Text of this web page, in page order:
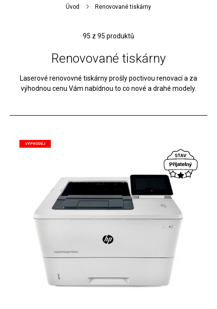
Úvod Renovované tiskárny
95 z 95 produktů
Renovované tiskárny
Laserové renovovné tiskárny prošly poctivou renovací a za
výhodnou cenu Vám nabídnou to co nové a drahé modely.
VÝPRODEJ